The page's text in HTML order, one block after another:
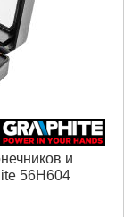
и
56H604